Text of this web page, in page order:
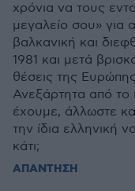
χρόνια να τους
μεγαλείο σου» για
βαλκανική και
1981 και μετά
θέσεις της
Ανεξάρτητα από
έχουμε, άλλωστε
την ίδια ελληνική
κάτι;
ΑΠΑΝΤΗΣΗ